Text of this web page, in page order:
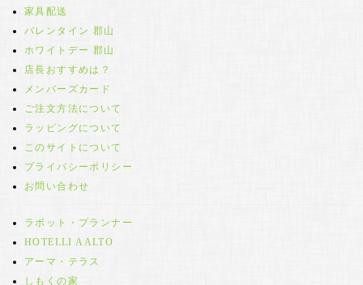
家具配送
バレンタイン 郡山
ホワイトデー 郡山
店長おすすめは？
メンバーズカード
ご注文方法について
ラッピングについて
このサイトについて
プライバシーポリシー
お問い合わせ
ラボット・プランナー
HOTELLI AALTO
アーマ・テラス
しもくの家